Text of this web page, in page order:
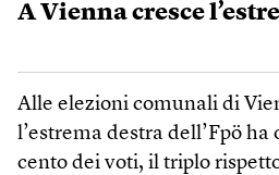
A Vienna cresce
Alle elezioni comunali di
l’estrema destra dell’Fpö
cento dei voti, il triplo